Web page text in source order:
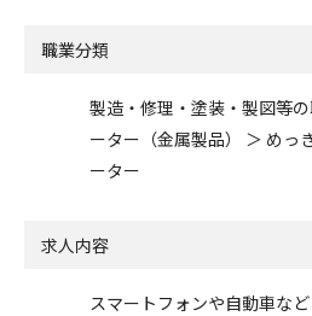
職業分類
製造・修理・塗装・製図等
ーター（金属製品） ＞ めっ
ーター
求人内容
スマートフォンや自動車な